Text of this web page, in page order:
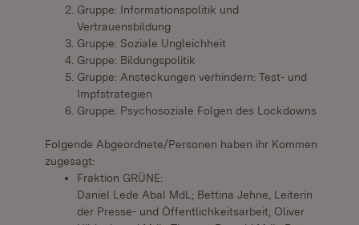
Gruppe: Informationspolitik und
Vertrauensbildung
Gruppe: Soziale Ungleichheit
Gruppe: Bildungspolitik
Gruppe: Ansteckungen verhindern: Test- und
Impfstrategien
Gruppe: Psychosoziale Folgen des Lockdowns
Folgende Abgeordnete/Personen haben ihr Kommen
zugesagt:
Fraktion GRÜNE:
Daniel Lede Abal MdL; Bettina Jehne, Leiterin
der Presse- und Öffentlichkeitsarbeit; Oliver